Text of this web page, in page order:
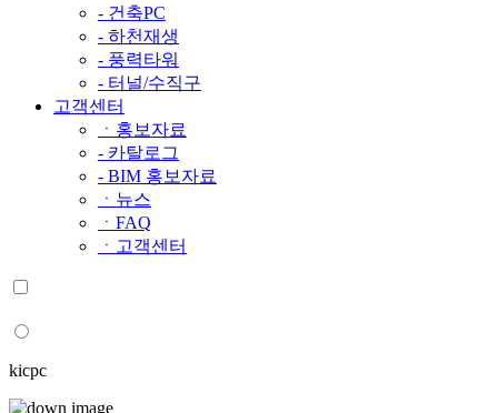
- 건축PC
- 하천재생
- 풍력타워
- 터널/수직구
고객센터
ㆍ홍보자료
- 카탈로그
- BIM 홍보자료
ㆍ뉴스
ㆍFAQ
ㆍ고객센터
kicpc